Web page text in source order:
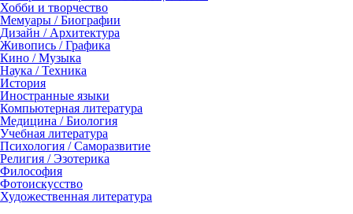
Хобби и творчество
Мемуары / Биографии
Дизайн / Архитектура
Живопись / Графика
Кино / Музыка
Наука / Техника
История
Иностранные языки
Компьютерная литература
Медицина / Биология
Учебная литература
Психология / Саморазвитие
Религия / Эзотерика
Философия
Фотоискусство
Художественная литература